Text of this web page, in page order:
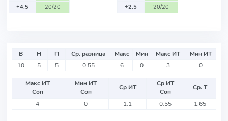
+4.5
20/20
+2.5
20/20
В Н П Ср. разница Макс Мин Макс ИТ
Мин ИТ
10
5 5 0.55 6 0 3 0
Макс ИТ
Соп
Мин ИТ
Соп
Ср ИТ
Ср ИТ
Соп
Ср. Т
4
0 1.1 0.55 1.65